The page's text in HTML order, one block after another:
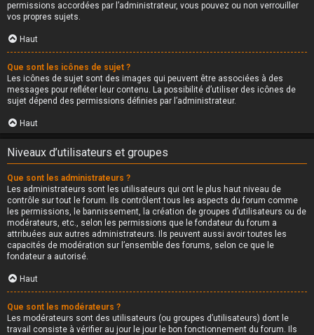
permissions accordées par l’administrateur, vous pouvez ou non verrouiller
vos propres sujets.
Haut
Que sont les icônes de sujet ?
Les icônes de sujet sont des images qui peuvent être associées à des
messages pour refléter leur contenu. La possibilité d’utiliser des icônes de
sujet dépend des permissions définies par l’administrateur.
Haut
Niveaux d’utilisateurs et groupes
Que sont les administrateurs ?
Les administrateurs sont les utilisateurs qui ont le plus haut niveau de
contrôle sur tout le forum. Ils contrôlent tous les aspects du forum comme
les permissions, le bannissement, la création de groupes d’utilisateurs ou de
modérateurs, etc., selon les permissions que le fondateur du forum a
attribuées aux autres administrateurs. Ils peuvent aussi avoir toutes les
capacités de modération sur l’ensemble des forums, selon ce que le
fondateur a autorisé.
Haut
Que sont les modérateurs ?
Les modérateurs sont des utilisateurs (ou groupes d’utilisateurs) dont le
travail consiste à vérifier au jour le jour le bon fonctionnement du forum. Ils